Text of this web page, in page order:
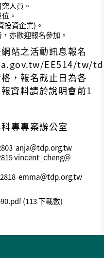
人員。
。
投資企業)。
亦歡迎報名參加。
站之活動訊息報名
EE514/tw/
，報名截止日為各
資料請於說明會前1
專專案辦公室
anja＠tdp.org.tw
vincent_cheng＠
emma＠tdp.org.tw
(113 下載數)